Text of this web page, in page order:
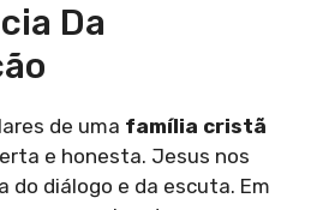
Da
de uma família cristã
e honesta. Jesus nos
do diálogo e da escuta. Em